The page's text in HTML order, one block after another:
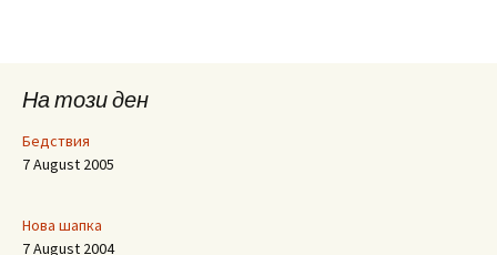
На този ден
Бедствия
7 August 2005
Нова шапка
7 August 2004